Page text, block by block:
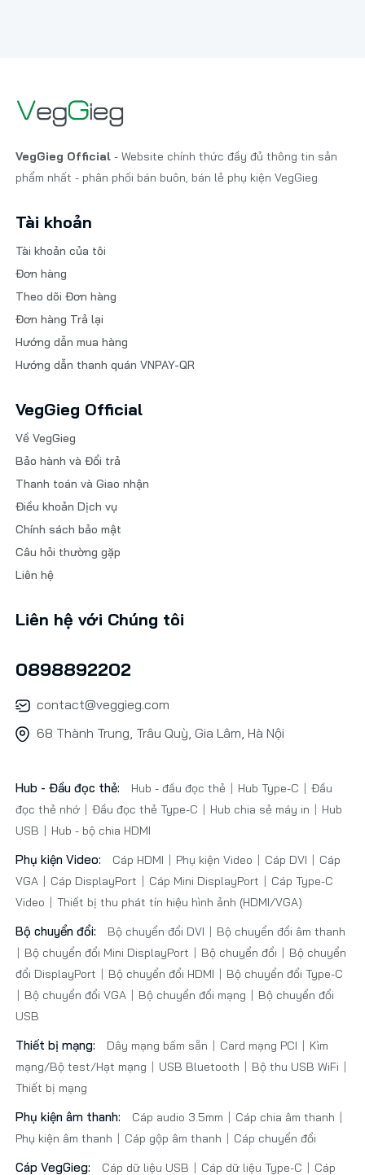
VegGieg Official - Website chính thức đầy đủ thông tin sản
phẩm nhất - phân phối bán buôn, bán lẻ phụ kiện VegGieg
Tài khoản
Tài khoản của tôi
Đơn hàng
Theo dõi Đơn hàng
Đơn hàng Trả lại
Hướng dẫn mua hàng
Hướng dẫn thanh quán VNPAY-QR
VegGieg Official
Về VegGieg
Bảo hành và Đổi trả
Thanh toán và Giao nhận
Điều khoản Dịch vụ
Chính sách bảo mật
Câu hỏi thường gặp
Liên hệ
Liên hệ với Chúng tôi
0898892202
contact@veggieg.com
68 Thành Trung, Trâu Quỳ, Gia Lâm, Hà Nội
Hub - Đầu đọc thẻ: Hub - đầu đọc thẻ Hub Type-C
Đầu
đọc thẻ nhớ
Đầu đọc thẻ Type-C Hub chia sẻ máy in
Hub
USB
Hub - bộ chia HDMI
Phụ kiện Video: Cáp HDMI Phụ kiện Video Cáp DVI
Cáp
VGA
Cáp DisplayPort Cáp Mini DisplayPort
Cáp Type-C
Video
Thiết bị thu phát tín hiệu hình ảnh (HDMI/VGA)
Bộ chuyển đổi: Bộ chuyển đổi DVI
Bộ chuyển đổi âm thanh
Bộ chuyển đổi Mini DisplayPort
Bộ chuyển đổi
Bộ chuyển
đổi DisplayPort
Bộ chuyển đổi HDMI
Bộ chuyển đổi Type-C
Bộ chuyển đổi VGA
Bộ chuyển đổi mạng
Bộ chuyển đổi
USB
Thiết bị mạng: Dây mạng bấm sẵn Card mạng PCI
Kìm
mạng/Bộ test/Hạt mạng
USB Bluetooth
Bộ thu USB WiFi
Thiết bị mạng
Phụ kiện âm thanh: Cáp audio 3.5mm
Cáp chia âm thanh
Phụ kiện âm thanh
Cáp gộp âm thanh Cáp chuyển đổi
Cáp VegGieg: Cáp dữ liệu USB Cáp dữ liệu Type-C Cáp